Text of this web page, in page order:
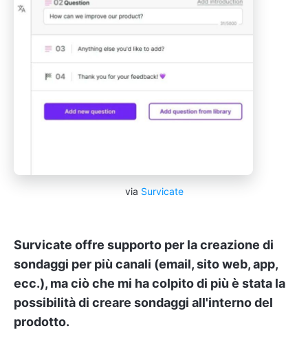
via Survicate
Survicate offre supporto per la creazione di
sondaggi per più canali (email, sito web, app,
ecc.), ma ciò che mi ha colpito di più è stata la
possibilità di creare sondaggi all'interno del
prodotto.